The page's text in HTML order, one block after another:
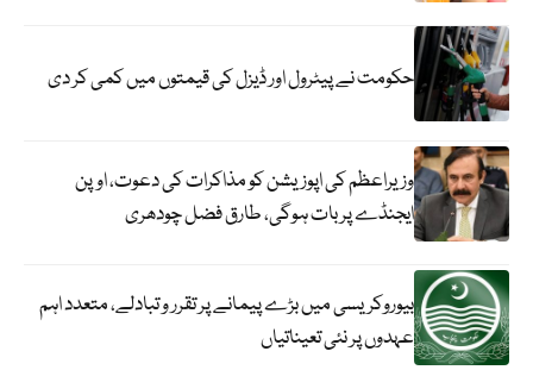
حکومت نے پیٹرول اور ڈیزل کی قیمتوں میں کمی کر دی
وزیراعظم کی اپوزیشن کو مذاکرات کی دعوت، اوپن
ایجنڈے پر بات ہوگی، طارق فضل چودھری
بیوروکریسی میں بڑے پیمانے پر تقرر و تبادلے، متعدد اہم
عہدوں پر نئی تعیناتیاں